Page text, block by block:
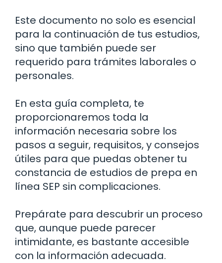
Este documento no solo es esencial
para la continuación de tus estudios,
sino que también puede ser
requerido para trámites laborales o
personales.
En esta guía completa, te
proporcionaremos toda la
información necesaria sobre los
pasos a seguir, requisitos, y consejos
útiles para que puedas obtener tu
constancia de estudios de prepa en
línea SEP sin complicaciones.
Prepárate para descubrir un proceso
que, aunque puede parecer
intimidante, es bastante accesible
con la información adecuada.